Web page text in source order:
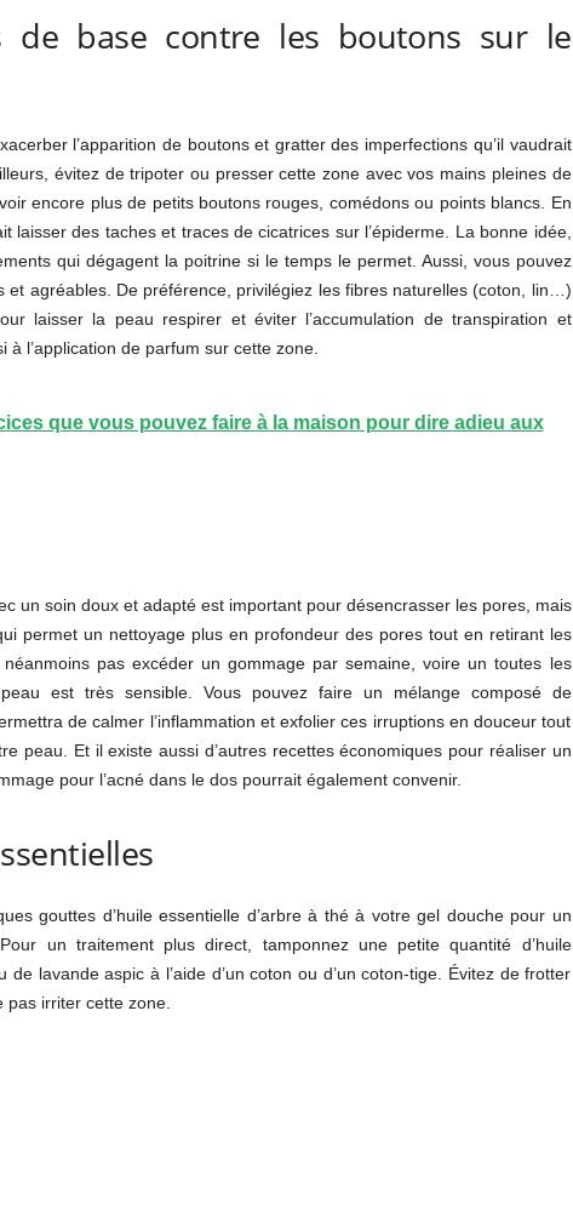
de base contre les boutons sur le
l’apparition de boutons et gratter des imperfections qu’il vaudrait
évitez de tripoter ou presser cette zone avec vos mains pleines de
encore plus de petits boutons rouges, comédons ou points blancs. En
laisser des taches et traces de cicatrices sur l’épiderme. La bonne idée,
qui dégagent la poitrine si le temps le permet. Aussi, vous pouvez
et agréables. De préférence, privilégiez les fibres naturelles (coton, lin…)
laisser la peau respirer et éviter l’accumulation de transpiration et
à l’application de parfum sur cette zone.
que vous pouvez faire à la maison pour dire adieu aux
un soin doux et adapté est important pour désencrasser les pores, mais
permet un nettoyage plus en profondeur des pores tout en retirant les
pas excéder un gommage par semaine, voire un toutes les
est très sensible. Vous pouvez faire un mélange composé de
de calmer l’inflammation et exfolier ces irruptions en douceur tout
peau. Et il existe aussi d’autres recettes économiques pour réaliser un
pour l’acné dans le dos pourrait également convenir.
gouttes d’huile essentielle d’arbre à thé à votre gel douche pour un
un traitement plus direct, tamponnez une petite quantité d’huile
de lavande aspic à l’aide d’un coton ou d’un coton-tige. Évitez de frotter
irriter cette zone.